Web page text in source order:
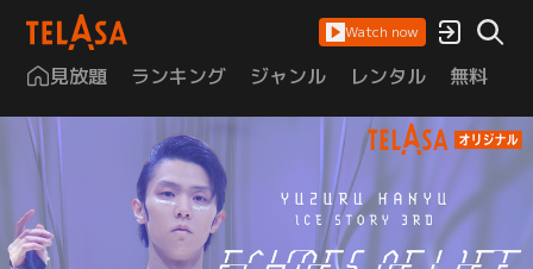
Watch now
見放題 ランキング ジャンル レンタル 無料